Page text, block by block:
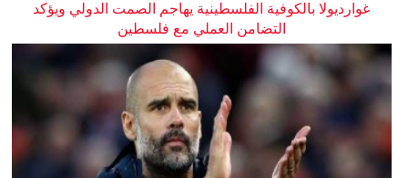
غوارديولا بالكوفية الفلسطينية يهاجم الصمت الدولي ويؤكد
التضامن العملي مع فلسطين